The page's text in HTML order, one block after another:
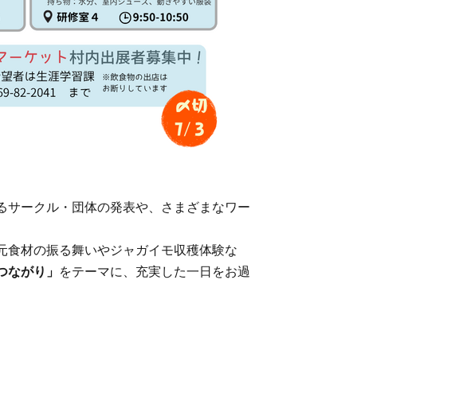
ークル・団体の発表や、さまざまなワー
食材の振る舞いやジャガイモ収穫体験な
ながり」 をテーマに、充実した一日をお過